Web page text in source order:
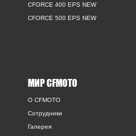
CFORCE 400 EPS NEW
CFORCE 500 EPS NEW
МИР CFMOTO
O CFMOTO
Сотрудники
Галерея